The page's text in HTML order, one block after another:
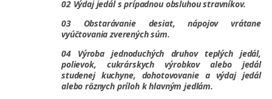
02 Výdaj jedál s prípadnou obsluhou stravníkov.
03 Obstarávanie desiat, nápojov vrátane
vyúčtovania zverených súm.
04 Výroba jednoduchých druhov teplých jedál,
polievok, cukrárskych výrobkov alebo jedál
studenej kuchyne, dohotovovanie a výdaj jedál
alebo rôznych príloh k hlavným jedlám.